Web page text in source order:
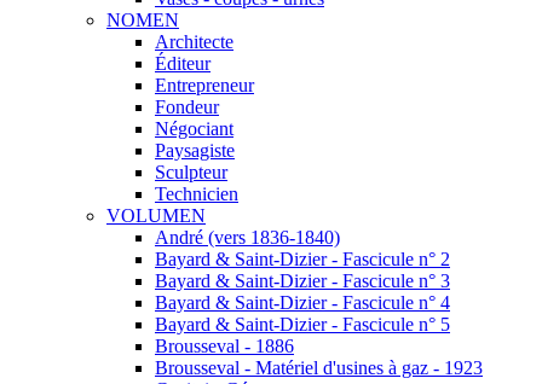
NOMEN
Architecte
Éditeur
Entrepreneur
Fondeur
Négociant
Paysagiste
Sculpteur
Technicien
VOLUMEN
André (vers 1836-1840)
Bayard & Saint-Dizier - Fascicule n° 2
Bayard & Saint-Dizier - Fascicule n° 3
Bayard & Saint-Dizier - Fascicule n° 4
Bayard & Saint-Dizier - Fascicule n° 5
Brousseval - 1886
Brousseval - Matériel d'usines à gaz - 1923